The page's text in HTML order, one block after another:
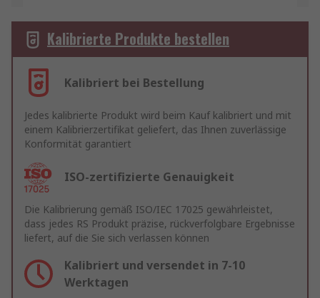
Kalibrierte Produkte bestellen
Kalibriert bei Bestellung
Jedes kalibrierte Produkt wird beim Kauf kalibriert und mit
einem Kalibrierzertifikat geliefert, das Ihnen zuverlässige
Konformität garantiert
ISO-zertifizierte Genauigkeit
Die Kalibrierung gemäß ISO/IEC 17025 gewährleistet,
dass jedes RS Produkt präzise, rückverfolgbare Ergebnisse
liefert, auf die Sie sich verlassen können
Kalibriert und versendet in 7-10
Werktagen